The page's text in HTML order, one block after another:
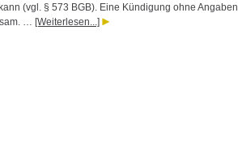
(vgl. § 573 BGB). Eine Kündigung ohne Angaben
… [Weiterlesen...]